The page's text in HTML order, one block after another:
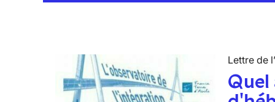
Lettre de